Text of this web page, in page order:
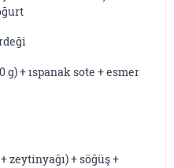
g) + ıspanak sote + esmer
zeytinyağı) + söğüş +